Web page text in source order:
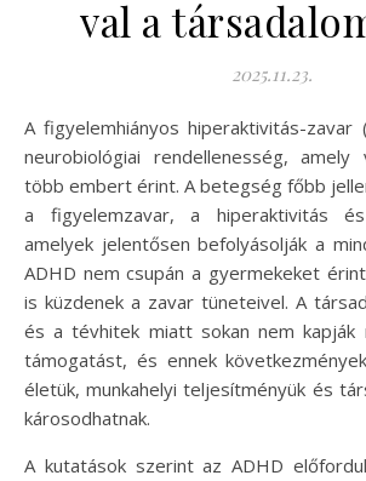
val a
2025.11.23.
A figyelemhiányos hiperaktivitás-zavar (ADHD) egy olyan
neurobiológiai rendellenesség,
több embert érint. A betegség főbb
a figyelemzavar, a hiperaktivitás
amelyek jelentősen befolyásolják a
ADHD nem csupán a gyermekeket
is küzdenek a zavar tüneteivel. A
és a tévhitek miatt sokan nem kapják
támogatást, és ennek
életük, munkahelyi teljesítményük és
károsodhatnak.
A kutatások szerint az ADHD